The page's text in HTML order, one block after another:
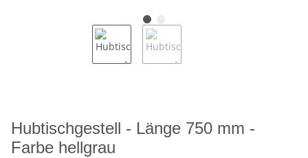
Hubtischgestell - Länge 750 mm -
Farbe hellgrau